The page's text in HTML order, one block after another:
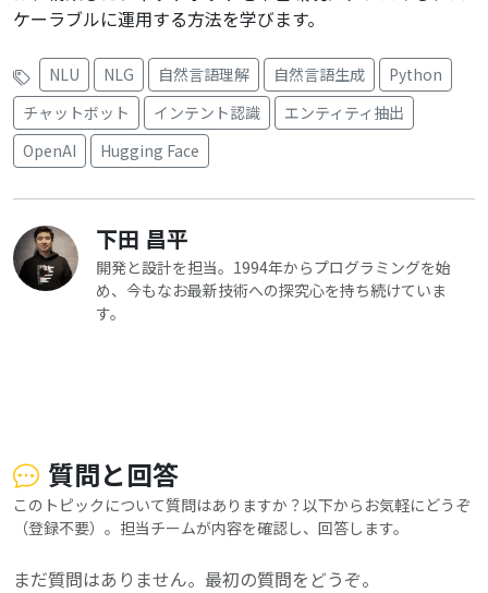
ケーラブルに運用する方法を学びます。
NLU NLG 自然言語理解 自然言語生成
Python
チャットボット
インテント認識
エンティティ抽出
OpenAI
Hugging Face
下田 昌平
開発と設計を担当。1994年からプログラミングを始
め、今もなお最新技術への探究心を持ち続けていま
す。
質問と回答
このトピックについて質問はありますか？以下からお気軽にどうぞ
（登録不要）。担当チームが内容を確認し、回答します。
まだ質問はありません。最初の質問をどうぞ。